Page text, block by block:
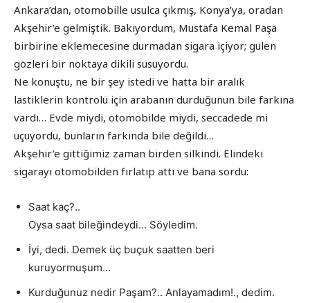
Ankara’dan, otomobille usulca çıkmış, Konya’ya, oradan
Akşehir’e gelmiştik. Bakıyordum, Mustafa Kemal Paşa
birbirine eklemecesine durmadan sigara içiyor; gülen
gözleri bir noktaya dikili susuyordu.
Ne konuştu, ne bir şey istedi ve hatta bir aralık
lastiklerin kontrolü için arabanın durduğunun bile farkına
vardı… Evde miydi, otomobilde miydi, seccadede mi
uçuyordu, bunların farkında bile değildi…
Akşehir’e gittiğimiz zaman birden silkindi. Elindeki
sigarayı otomobilden fırlatıp attı ve bana sordu:
Saat kaç?..
Oysa saat bileğindeydi… Söyledim.
İyi, dedi. Demek üç buçuk saatten beri
kuruyormuşum…
Kurduğunuz nedir Paşam?.. Anlayamadım!., dedim.